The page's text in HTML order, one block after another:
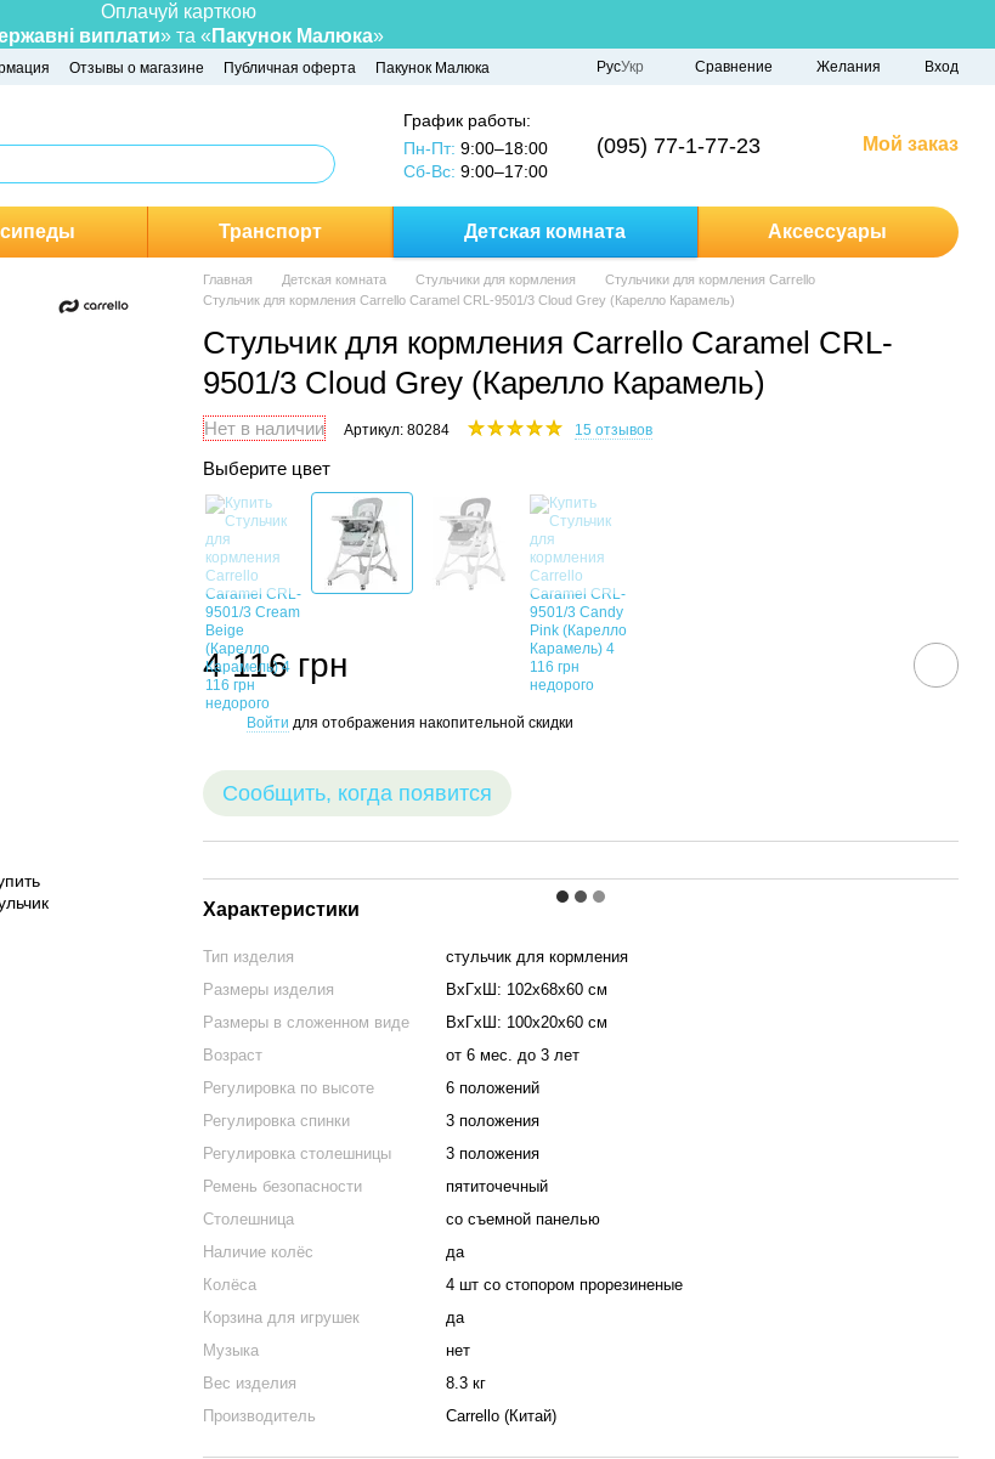
Оплачуй карткою
виплати» та « Пакунок Малюка»
Отзывы о магазине Публичная оферта Пакунок Малюка РусУкр Сравнение Желания Вход
График работы:
Пн-Пт: 9:00–18:00
Сб-Вс: 9:00–17:00
(095) 77-1-77-23 Мой заказ
Транспорт Детская комната Аксессуары
Главная Детская комната Стульчики для кормления
Стульчики для кормления Carrello
Стульчик для кормления Carrello Caramel CRL-9501/3 Cloud Grey (Карелло Карамель)
Стульчик для кормления Carrello Caramel CRL-
9501/3 Cloud Grey (Карелло Карамель)
Нет в наличии Артикул: 80284 15 отзывов
Выберите цвет
4 116 грн
Войти для отображения накопительной скидки
Сообщить, когда появится
Характеристики
Тип изделия
стульчик для кормления
Размеры изделия
ВхГхШ: 102х68х60 см
Размеры в сложенном виде
ВхГхШ: 100х20х60 см
Возраст
от 6 мес. до 3 лет
Регулировка по высоте
6 положений
Регулировка спинки
3 положения
Регулировка столешницы
3 положения
Ремень безопасности
пятиточечный
Столешница
со съемной панелью
Наличие колёс
да
Колёса
4 шт со стопором прорезиненые
Корзина для игрушек
да
Музыка
нет
Вес изделия
8.3 кг
Производитель
Carrello (Китай)